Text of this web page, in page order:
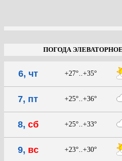
ПОГОДА
6, чт +27°..+35°
7, пт +25°..+36°
8, сб +25°..+33°
9, вс +23°..+30°